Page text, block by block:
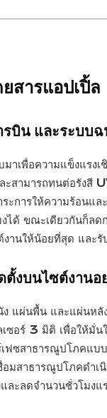
สารแอปเปิ้ล
รบิน และระบบ
าเพื่อความแข็งแร
ะสามารถทนต่อรัง
ารให้ความร้อนแ
ด้ ขณะเดียวกันก็ล
งานให้น้อยที่สุด แล
งบนไซต์งานอ
แผ่นพื้น และแผ่นห
อร์ 3 มิติ เพื่อให้
ร์เฟซสาธารณูปโ
มสาธารณูปโภคดำ
ละลดจำนวนชั่วโม